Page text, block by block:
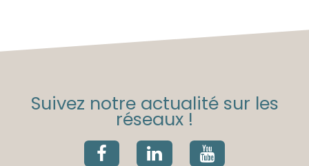
Suivez notre actualité sur les
réseaux !